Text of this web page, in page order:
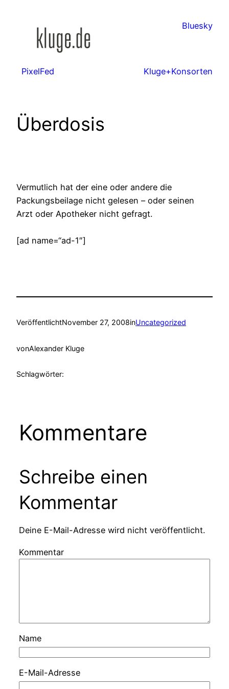
Bluesky
PixelFed Kluge+Konsorten
Überdosis
Vermutlich hat der eine oder andere die
Packungsbeilage nicht gelesen – oder seinen
Arzt oder Apotheker nicht gefragt.
[ad name=“ad-1″]
VeröffentlichtNovember 27, 2008inUncategorized
vonAlexander Kluge
Schlagwörter:
Kommentare
Schreibe einen
Kommentar
Deine E-Mail-Adresse wird nicht veröffentlicht.
Kommentar
Name
E-Mail-Adresse